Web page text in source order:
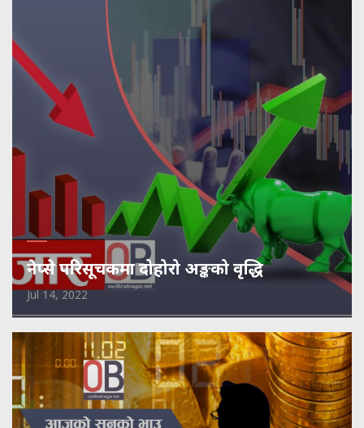
नेप्से परिसूचकमा दोहोरो अङ्कको वृद्धि
Jul 14, 2022